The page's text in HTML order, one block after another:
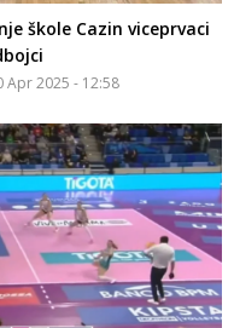
škole Cazin viceprvaci
Apr 2025 - 12:58